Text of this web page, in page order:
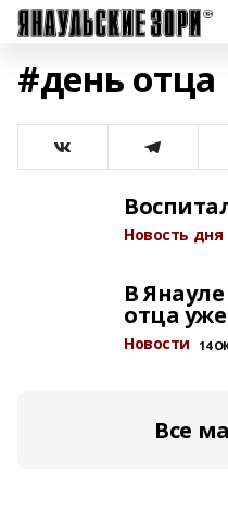
#день отца
Новость дня
В
отца
Новости 14
Все